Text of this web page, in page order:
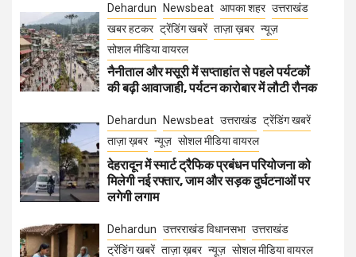
Dehardun Newsbeat आपका शहर उत्तराखंड
खबर हटकर ट्रेंडिंग खबरें ताज़ा ख़बर न्यूज़
सोशल मीडिया वायरल
नैनीताल और मसूरी में सप्ताहांत से पहले पर्यटकों
की बढ़ी आवाजाही, पर्यटन कारोबार में लौटी रौनक
Dehardun Newsbeat उत्तराखंड ट्रेंडिंग खबरें
ताज़ा ख़बर न्यूज़ सोशल मीडिया वायरल
देहरादून में स्मार्ट ट्रैफिक प्रबंधन परियोजना को
मिलेगी नई रफ्तार, जाम और सड़क दुर्घटनाओं पर
लगेगी लगाम
Dehardun उत्तरराखंड विधानसभा उत्तराखंड
ट्रेंडिंग खबरें ताज़ा ख़बर न्यूज़ सोशल मीडिया वायरल